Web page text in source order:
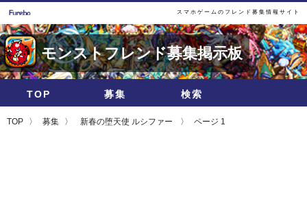
スマホゲームのフレンド募集情報サイト
モンストフレンド募集掲示板
TOP 募集 検索
TOP 募集 新春の堕天使 ルシファー ページ 1